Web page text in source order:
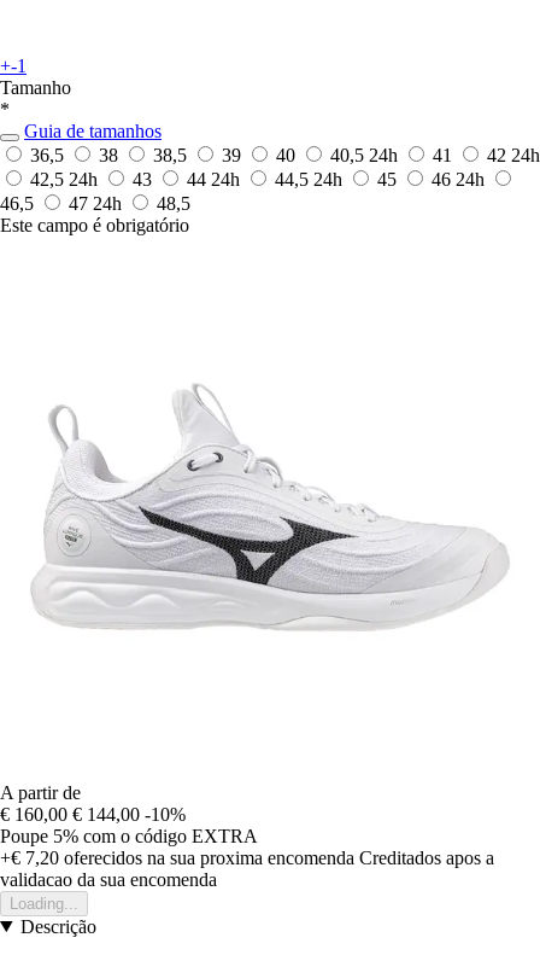
+-1
Tamanho
*
Guia de tamanhos
36,5
38 38,5 39 40 40,5 24h 41 42 24h
42,5 24h 43 44 24h 44,5 24h 45 46 24h
46,5
47 24h
48,5
Este campo é obrigatório
A partir de
€ 160,00 € 144,00 -10%
Poupe 5% com o código EXTRA
+€ 7,20 oferecidos na sua proxima encomenda Creditados apos a
validacao da sua encomenda
Loading...
Descrição